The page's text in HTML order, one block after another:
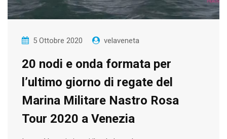
5 Ottobre 2020 velaveneta
20 nodi e onda formata per
l’ultimo giorno di regate del
Marina Militare Nastro Rosa
Tour 2020 a Venezia